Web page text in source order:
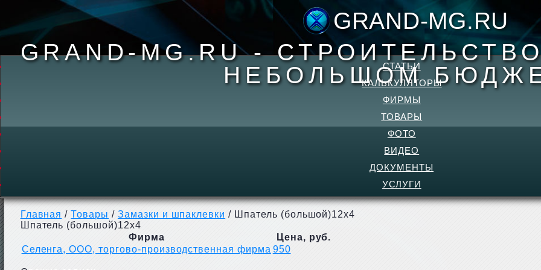
GRAND-MG.RU
GRAND-MG.RU -
НЕБОЛЬШОМ
СТАТЬИ
КАЛЬКУЛЯТОРЫ
ФИРМЫ
ТОВАРЫ
ФОТО
ВИДЕО
ДОКУМЕНТЫ
УСЛУГИ
Главная /Товары / Замазки и шпаклевки / Шпатель (большой)12х4
Шпатель (большой)12х4
Фирма
Цена, руб.
Селенга, ООО, торгово-производственная фирма 950